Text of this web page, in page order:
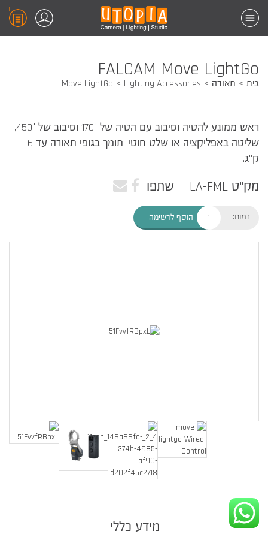
0
FALCAM Move LightGo
בית תאורה Lighting Accessories
Move LightGo
ראש ממונע להטיה וסיבוב עם הטיה של 170° וסיבוב של 450°,
שליטה באפליקציה או שלט חוטי, תומך בגופי תאורה עד 6
ק"ג.
מק"ט LA-FML שתפו
כמות: הוסף לרשימה
מידע כללי